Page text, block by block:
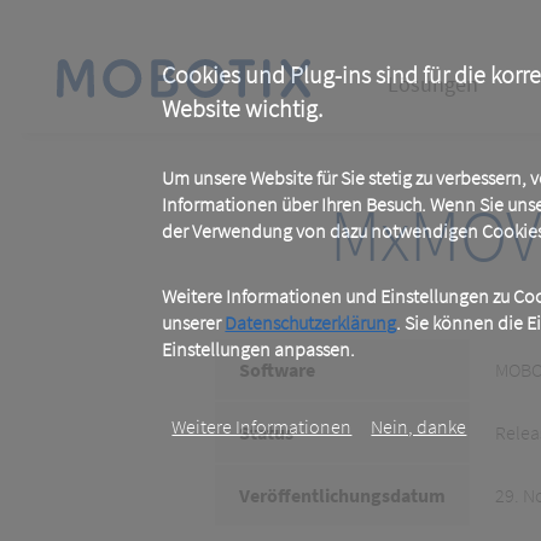
Cookies und Plug-ins sind für die
Website wichtig.
Um unsere Website für Sie stetig zu
Informationen über Ihren Besuch. Wenn Sie
der Verwendung von dazu notwendigen
Weitere Informationen und Einstellungen zu
unsererDatenschutzerklärung. Sie können die
Einstellungen anpassen.
Weitere Informationen Nein, danke
content
Main
Lösungen
Software
Status
Veröffentlichungsdatum 29.